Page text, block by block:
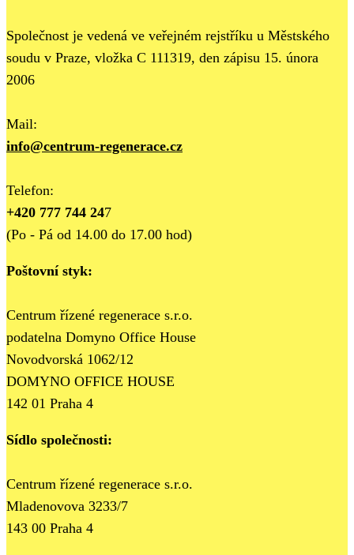
Společnost je vedená ve veřejném rejstříku u Městského
soudu v Praze, vložka C 111319, den zápisu 15. února
2006
Mail:
info@centrum-regenerace.cz
Telefon:
+420 777 744 247
(Po - Pá od 14.00 do 17.00 hod)
Poštovní styk:
Centrum řízené regenerace s.r.o.
podatelna Domyno Office House
Novodvorská 1062/12
DOMYNO OFFICE HOUSE
142 01 Praha 4
Sídlo společnosti:
Centrum řízené regenerace s.r.o.
Mladenovova 3233/7
143 00 Praha 4